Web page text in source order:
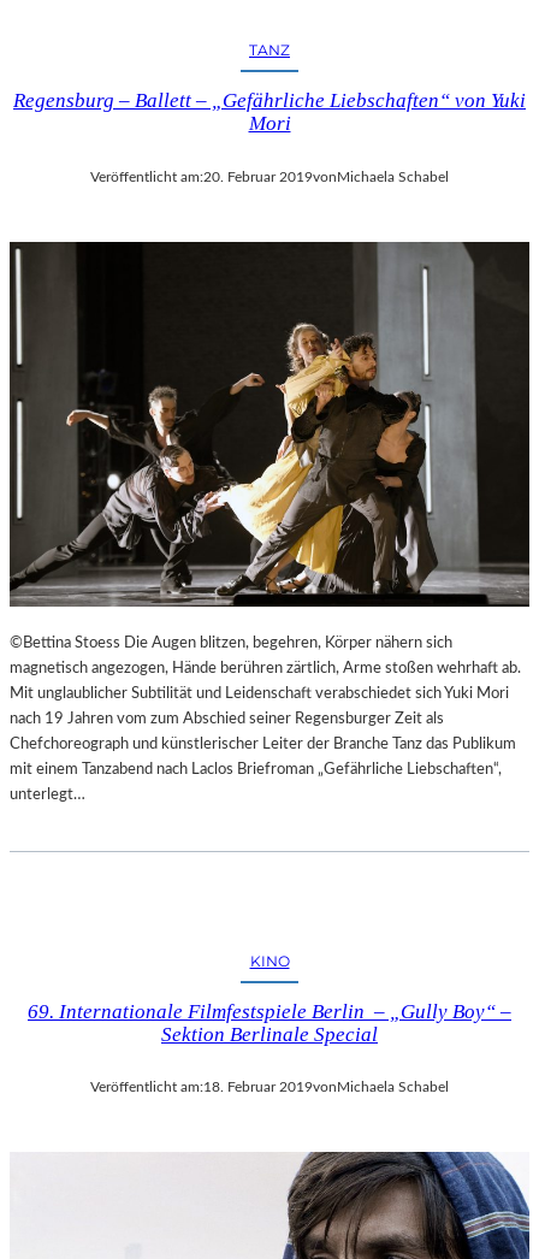
TANZ
Regensburg – Ballett – „Gefährliche Liebschaften“ von Yuki
Mori
Veröffentlicht am:20. Februar 2019vonMichaela Schabel
©Bettina Stoess Die Augen blitzen, begehren, Körper nähern sich
magnetisch angezogen, Hände berühren zärtlich, Arme stoßen wehrhaft ab.
Mit unglaublicher Subtilität und Leidenschaft verabschiedet sich Yuki Mori
nach 19 Jahren vom zum Abschied seiner Regensburger Zeit als
Chefchoreograph und künstlerischer Leiter der Branche Tanz das Publikum
mit einem Tanzabend nach Laclos Briefroman „Gefährliche Liebschaften“,
unterlegt…
KINO
69. Internationale Filmfestspiele Berlin – „Gully Boy“ –
Sektion Berlinale Special
Veröffentlicht am:18. Februar 2019vonMichaela Schabel